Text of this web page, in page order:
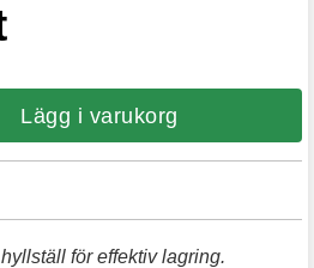
Lägg i varukorg
för effektiv lagring.